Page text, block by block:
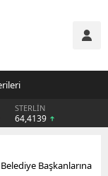
STERLİN
64,4139
Başkanlarına